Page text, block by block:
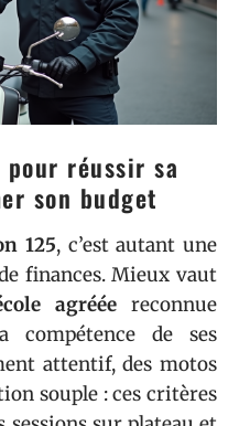
réussir sa
son budget
125, c’est autant une
finances. Mieux vaut
agréée reconnue
de ses
attentif, des motos
souple : ces critères